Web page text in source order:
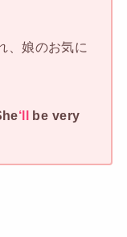
、娘のお気に
‘ll be very